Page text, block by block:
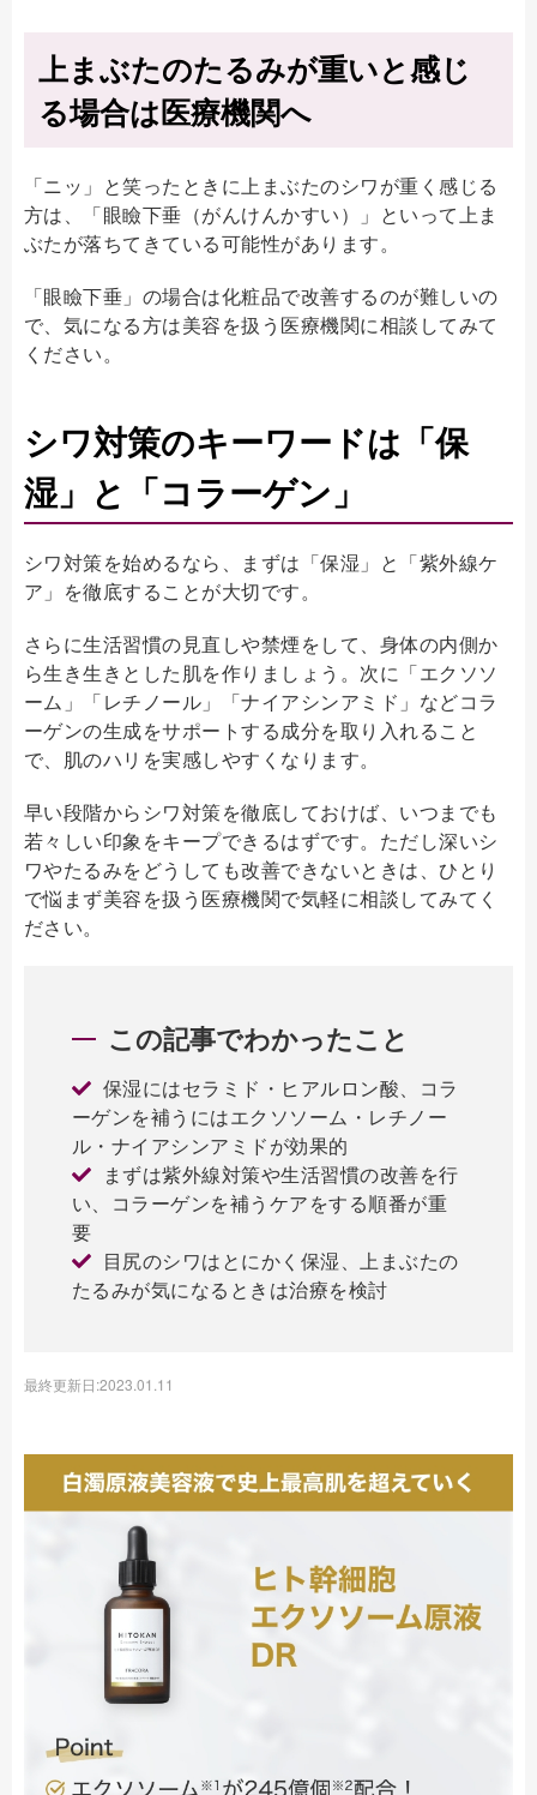
上まぶたのたるみが重いと感じ
る場合は医療機関へ
「ニッ」と笑ったときに上まぶたのシワが重く感じる
方は、「眼瞼下垂（がんけんかすい）」といって上ま
ぶたが落ちてきている可能性があります。
「眼瞼下垂」の場合は化粧品で改善するのが難しいの
で、気になる方は美容を扱う医療機関に相談してみて
ください。
シワ対策のキーワードは「保
湿」と「コラーゲン」
シワ対策を始めるなら、まずは「保湿」と「紫外線ケ
ア」を徹底することが大切です。
さらに生活習慣の見直しや禁煙をして、身体の内側か
ら生き生きとした肌を作りましょう。次に「エクソソ
ーム」「レチノール」「ナイアシンアミド」などコラ
ーゲンの生成をサポートする成分を取り入れること
で、肌のハリを実感しやすくなります。
早い段階からシワ対策を徹底しておけば、いつまでも
若々しい印象をキープできるはずです。ただし深いシ
ワやたるみをどうしても改善できないときは、ひとり
で悩まず美容を扱う医療機関で気軽に相談してみてく
ださい。
この記事でわかったこと
保湿にはセラミド・ヒアルロン酸、コラ
ーゲンを補うにはエクソソーム・レチノー
ル・ナイアシンアミドが効果的
まずは紫外線対策や生活習慣の改善を行
い、コラーゲンを補うケアをする順番が重
要
目尻のシワはとにかく保湿、上まぶたの
たるみが気になるときは治療を検討
最終更新日:2023.01.11